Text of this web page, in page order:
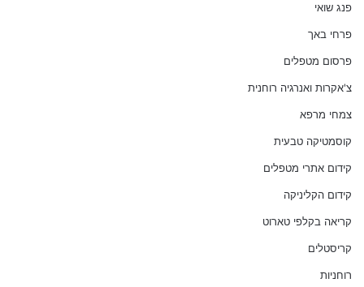
פנג שואי
פרחי באך
פרסום מטפלים
צ'אקרות ואנרגיה רוחנית
צמחי מרפא
קוסמטיקה טבעית
קידום אתרי מטפלים
קידום הקליניקה
קריאה בקלפי טארוט
קריסטלים
רוחניות